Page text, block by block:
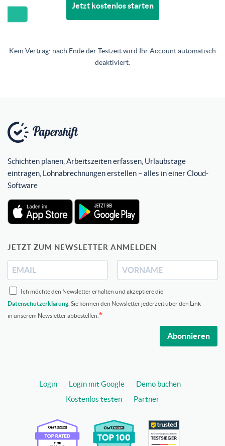
Jetzt kostenlos starten
Kein Vertrag: nach Ende der Testzeit wird Ihr Account automatisch
deaktiviert.
Schichten planen, Arbeitszeiten erfassen, Urlaubstage
eintragen, Lohnabrechnungen erstellen – alles in einer Cloud-
Software
JETZT ZUM NEWSLETTER ANMELDEN
Ich möchte den Newsletter erhalten und akzeptiere die
Datenschutzerklärung . Sie können den Newsletter jederzeit über den Link
in unserem Newsletter abbestellen.
Abonnieren
Login Login mit Google
Demo buchen
Kostenlos testen
Partner